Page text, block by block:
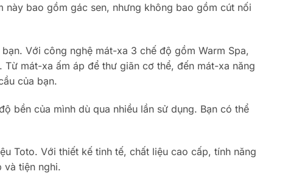
bao gồm gác sen, nhưng không bao gồm cút nối
Với công nghệ mát-xa 3 chế độ gồm Warm Spa,
mát-xa ấm áp để thư giãn cơ thể, đến mát-xa năng
của bạn.
bền của mình dù qua nhiều lần sử dụng. Bạn có thể
Toto. Với thiết kế tinh tế, chất liệu cao cấp, tính năng
và tiện nghi.